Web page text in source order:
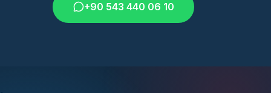
+90 543 440 06 10